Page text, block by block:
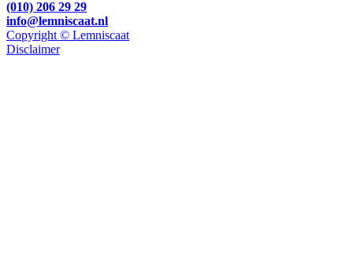
(010) 206 29 29
info@lemniscaat.nl
Copyright © Lemniscaat
Disclaimer